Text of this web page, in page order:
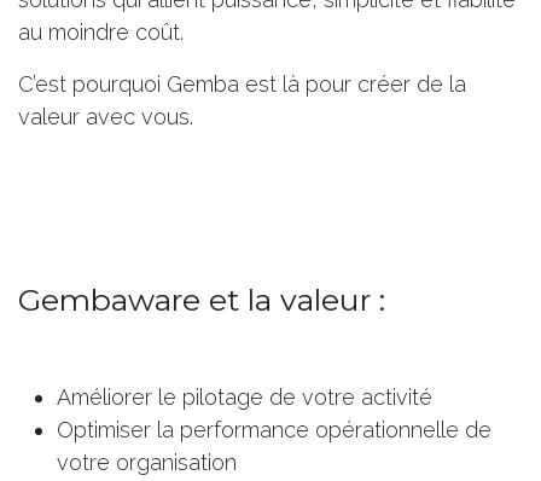
au moindre coût.
C’est pourquoi Gemba est là pour créer de la
valeur avec vous.
Gembaware et la valeur :
Améliorer le pilotage de votre activité
Optimiser la performance opérationnelle de
votre organisation